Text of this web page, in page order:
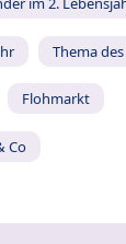
Thema
Flohmarkt
Co